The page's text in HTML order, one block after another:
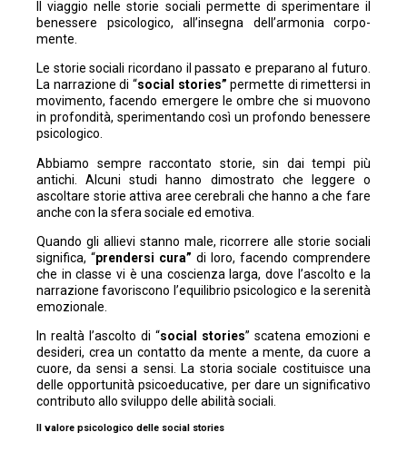
Il viaggio nelle storie sociali permette di sperimentare il
benessere psicologico, all’insegna dell’armonia corpo-
mente.
Le storie sociali ricordano il passato e preparano al futuro.
La narrazione di “social stories”permette di rimettersi in
movimento, facendo emergere le ombre che si muovono
in profondità, sperimentando così un profondo benessere
psicologico.
Abbiamo sempre raccontato storie, sin dai tempi più
antichi. Alcuni studi hanno dimostrato che leggere o
ascoltare storie attiva aree cerebrali che hanno a che fare
anche con la sfera sociale ed emotiva.
Quando gli allievi stanno male, ricorrere alle storie sociali
significa, “prendersi cura” di loro, facendo comprendere
che in classe vi è una coscienza larga, dove l’ascolto e la
narrazione favoriscono l’equilibrio psicologico e la serenità
emozionale.
In realtà l’ascolto di “social stories” scatena emozioni e
desideri, crea un contatto da mente a mente, da cuore a
cuore, da sensi a sensi. La storia sociale costituisce una
delle opportunità psicoeducative, per dare un significativo
contributo allo sviluppo delle abilità sociali.
Il valore psicologico delle social stories